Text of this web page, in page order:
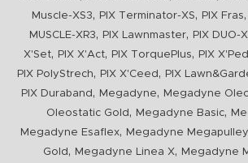
Muscle-XS3, PIX Terminator-XS, PIX Fras,
MUSCLE-XR3, PIX Lawnmaster, PIX DUO-
X'Set, PIX X'Act, PIX TorquePlus, PIX
PIX PolyStrech, PIX X'Ceed , PIX
PIX Duraband , Megadyne, Megadyne
Oleostatic Gold , Megadyne Basic,
Megadyne Esaflex, Megadyne Megapulley
Gold , Megadyne Linea X, Megadyne